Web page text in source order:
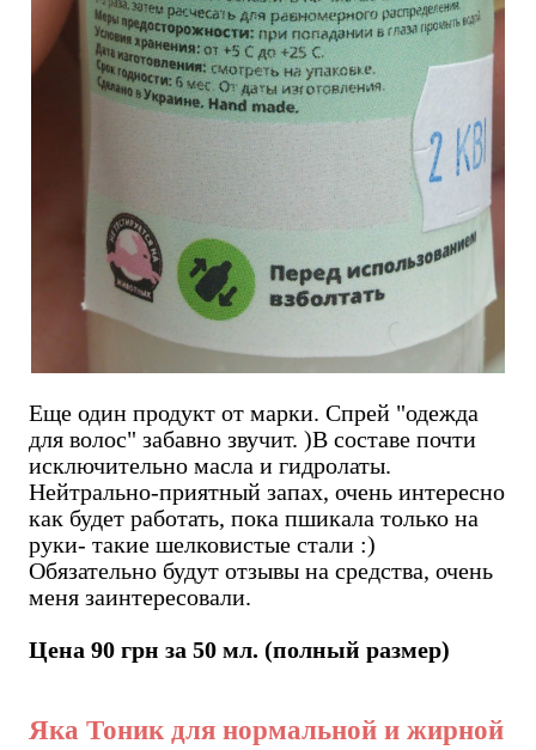
Еще один продукт от марки. Спрей "одежда
для волос" забавно звучит. )В составе почти
исключительно масла и гидролаты.
Нейтрально-приятный запах, очень интересно
как будет работать, пока пшикала только на
руки- такие шелковистые стали :)
Обязательно будут отзывы на средства, очень
меня заинтересовали.
Цена 90 грн за 50 мл. (полный размер)
Яка Тоник для нормальной и жирной